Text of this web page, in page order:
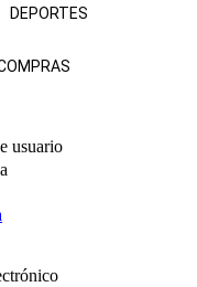
DEPORTES
usuario